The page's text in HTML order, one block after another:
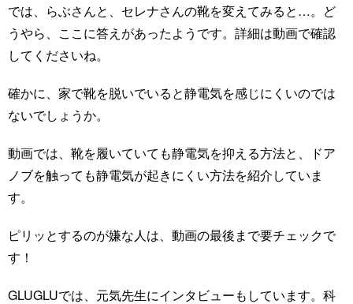
では、らぶさんと、セレナさんの靴を変えてみると…。ど
うやら、ここに答えがあったようです。詳細は動画で確認
してくださいね。
確かに、家で靴を脱いでいると静電気を感じにくいのでは
ないでしょうか。
動画では、靴を履いていても静電気を抑える方法と、ドア
ノブを触っても静電気が起きにくい方法を紹介していま
す。
ピリッとするのが嫌な人は、動画の最後まで要チェックで
す！
GLUGLUでは、元気先生にインタビューもしています。科